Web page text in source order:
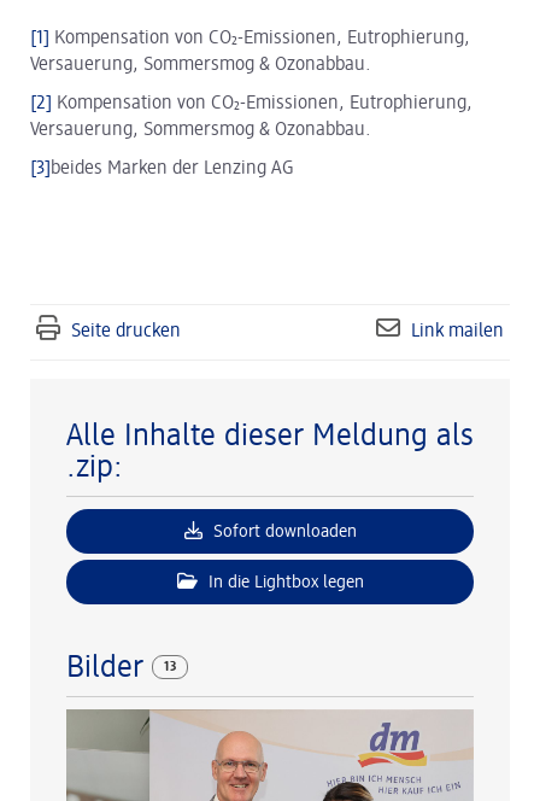
[1]
Kompensation von CO₂-Emissionen, Eutrophierung,
Versauerung, Sommersmog & Ozonabbau.
[2]
Kompensation von CO₂-Emissionen, Eutrophierung,
Versauerung, Sommersmog & Ozonabbau.
[3] beides Marken der Lenzing AG
Seite drucken Link mailen
Alle Inhalte dieser Meldung als
.zip:
Sofort downloaden
In die Lightbox legen
Bilder 13